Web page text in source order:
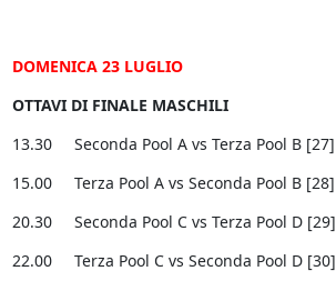
DOMENICA 23 LUGLIO
OTTAVI DI FINALE MASCHILI
13.30 Seconda Pool A vs Terza Pool B [27]
15.00 Terza Pool A vs Seconda Pool B [28]
20.30 Seconda Pool C vs Terza Pool D [29]
22.00 Terza Pool C vs Seconda Pool D [30]